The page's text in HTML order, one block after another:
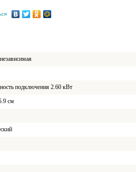
подключения 2.60 кВт
см